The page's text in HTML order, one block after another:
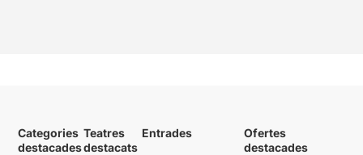
Categories
destacades
Teatres
destacats
Entrades
Ofertes
destacades